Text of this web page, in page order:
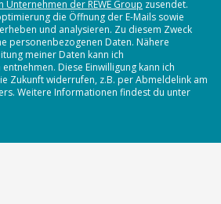
Unternehmen der REWE Group zusendet.
die Öffnung der E-Mails sowie
und analysieren. Zu diesem Zweck
personenbezogenen Daten. Nähere
meiner Daten kann ich
Diese Einwilligung kann ich
Zukunft widerrufen, z.B. per Abmeldelink am
Weitere Informationen findest du unter